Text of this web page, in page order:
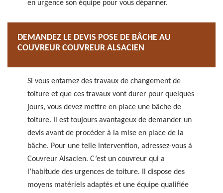
en urgence son équipe pour vous dépanner.
DEMANDEZ LE DEVIS POSE DE BÂCHE AU
COUVREUR COUVREUR ALSACIEN
Si vous entamez des travaux de changement de
toiture et que ces travaux vont durer pour quelques
jours, vous devez mettre en place une bâche de
toiture. Il est toujours avantageux de demander un
devis avant de procéder à la mise en place de la
bâche. Pour une telle intervention, adressez-vous à
Couvreur Alsacien. C’est un couvreur qui a
l’habitude des urgences de toiture. Il dispose des
moyens matériels adaptés et une équipe qualifiée